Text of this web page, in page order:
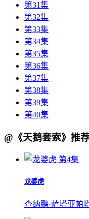
第31集
第32集
第33集
第34集
第35集
第36集
第37集
第38集
第39集
第40集
@《天鹅套索》推
第4集
龙婆虎
查纳鹏·萨塔亚帕